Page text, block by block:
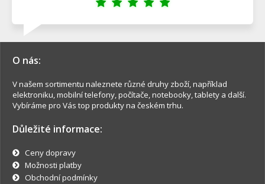
O nás:
V našem sortimentu naleznete různé druhy zboží, například
elektroniku, mobilní telefony, počítače, notebooky, tablety a další.
Vybíráme pro Vás top produkty na českém trhu.
Důležité informace:
Ceny dopravy
Možnosti platby
Obchodní podmínky